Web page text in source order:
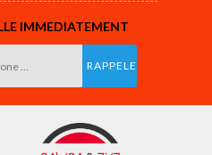
IMMEDIATEMENT